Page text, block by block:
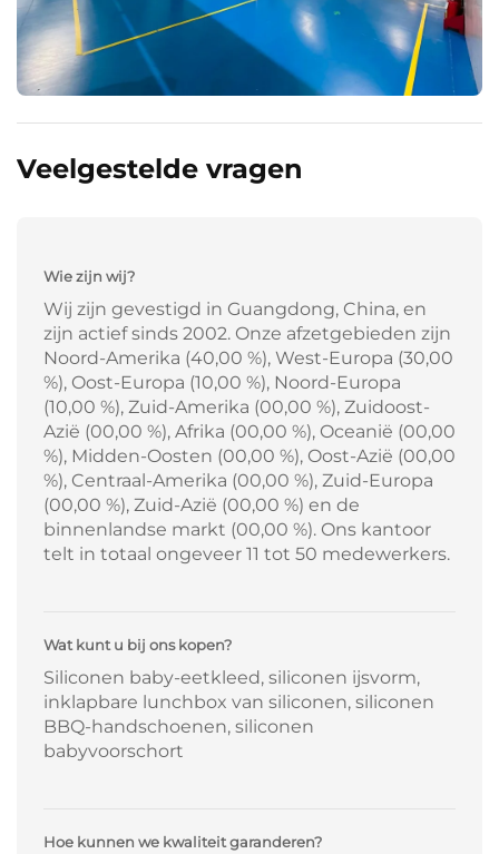
Veelgestelde vragen
Wie zijn wij?
Wij zijn gevestigd in Guangdong, China, en
zijn actief sinds 2002. Onze afzetgebieden zijn
Noord-Amerika (40,00 %), West-Europa (30,00
%), Oost-Europa (10,00 %), Noord-Europa
(10,00 %), Zuid-Amerika (00,00 %), Zuidoost-
Azië (00,00 %), Afrika (00,00 %), Oceanië (00,00
%), Midden-Oosten (00,00 %), Oost-Azië (00,00
%), Centraal-Amerika (00,00 %), Zuid-Europa
(00,00 %), Zuid-Azië (00,00 %) en de
binnenlandse markt (00,00 %). Ons kantoor
telt in totaal ongeveer 11 tot 50 medewerkers.
Wat kunt u bij ons kopen?
Siliconen baby-eetkleed, siliconen ijsvorm,
inklapbare lunchbox van siliconen, siliconen
BBQ-handschoenen, siliconen
babyvoorschort
Hoe kunnen we kwaliteit garanderen?